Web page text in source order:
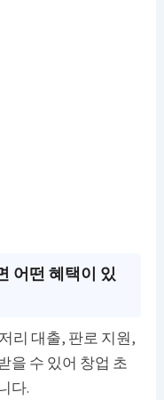
어떤 혜택이 있
리 대출, 판로 지원,
을 수 있어 창업 초
다.